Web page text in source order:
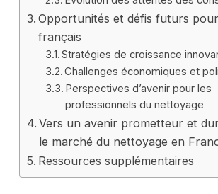
Opportunités et défis futurs
français
Stratégies de croissance
Challenges économiques et
Perspectives d’avenir pour les
professionnels du nettoyage
Vers un avenir prometteur et
le marché du nettoyage en
Ressources supplémentaires